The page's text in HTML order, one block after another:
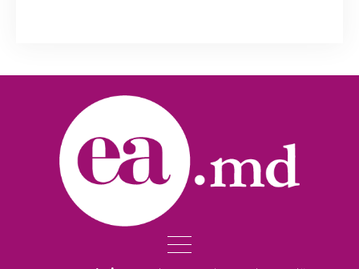
intenționează să plece peste hotare sau să
petrea...